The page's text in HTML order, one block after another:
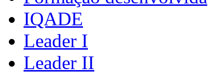
IQADE
Leader I
Leader II